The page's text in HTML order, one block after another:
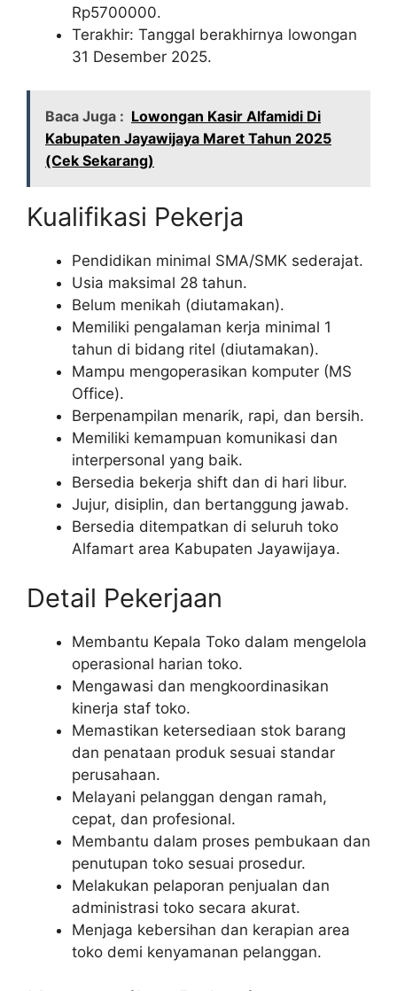
Rp5700000.
Terakhir: Tanggal berakhirnya lowongan
31 Desember 2025.
Baca Juga : Lowongan Kasir Alfamidi Di
Kabupaten Jayawijaya Maret Tahun 2025
(Cek Sekarang)
Kualifikasi Pekerja
Pendidikan minimal SMA/SMK sederajat.
Usia maksimal 28 tahun.
Belum menikah (diutamakan).
Memiliki pengalaman kerja minimal 1
tahun di bidang ritel (diutamakan).
Mampu mengoperasikan komputer (MS
Office).
Berpenampilan menarik, rapi, dan bersih.
Memiliki kemampuan komunikasi dan
interpersonal yang baik.
Bersedia bekerja shift dan di hari libur.
Jujur, disiplin, dan bertanggung jawab.
Bersedia ditempatkan di seluruh toko
Alfamart area Kabupaten Jayawijaya.
Detail Pekerjaan
Membantu Kepala Toko dalam mengelola
operasional harian toko.
Mengawasi dan mengkoordinasikan
kinerja staf toko.
Memastikan ketersediaan stok barang
dan penataan produk sesuai standar
perusahaan.
Melayani pelanggan dengan ramah,
cepat, dan profesional.
Membantu dalam proses pembukaan dan
penutupan toko sesuai prosedur.
Melakukan pelaporan penjualan dan
administrasi toko secara akurat.
Menjaga kebersihan dan kerapian area
toko demi kenyamanan pelanggan.